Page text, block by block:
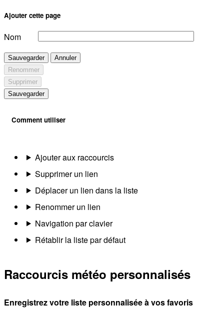
Ajouter cette page
Nom
Sauvegarder
Annuler
Renommer
Supprimer
Sauvegarder
Comment utiliser
Ajouter aux raccourcis
Supprimer un lien
Déplacer un lien dans la liste
Renommer un lien
Navigation par clavier
Rétablir la liste par défaut
Raccourcis météo personnalisés
Enregistrez votre liste personnalisée à vos favoris